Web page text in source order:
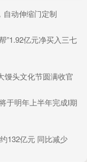
自动伸缩门定制
”1.92亿元净买入三七
馒头文化节圆满收官
于明年上半年完成Ⅰ期
132亿元 同比减少